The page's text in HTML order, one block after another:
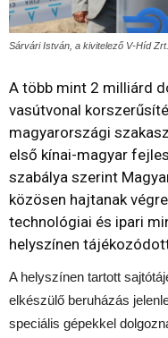
Sárvári István, a kivitelező V-Híd
A több mint 2 milliárd
vasútvonal
magyarországi
első kínai-magyar
szabálya szerint
közösen hajtanak
technológiai és ipari
helyszínen
A helyszínen tartott
elkészülő beruházás
speciális gépekkel